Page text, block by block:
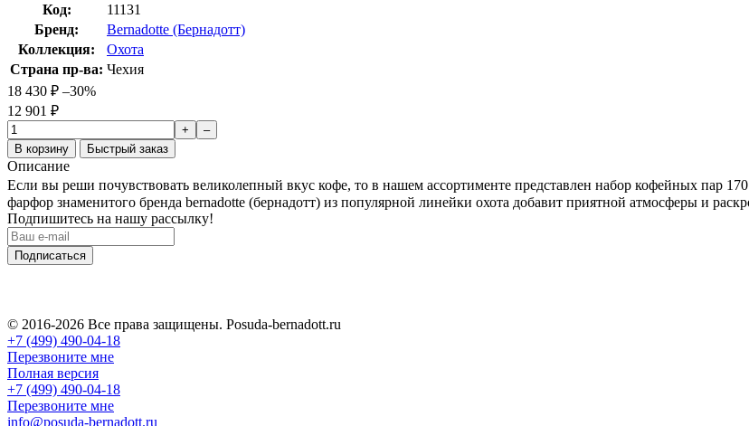
Код:
11131
Бренд:
Bernadotte (Бернадотт)
Коллекция:
Охота
Страна пр-ва: Чехия
18 430 ₽ –30%
12 901 ₽
+
–
В корзину
Быстрый заказ
Описание
Если вы реши почувствовать великолепный вкус кофе, то в нашем ассортименте представлен набор кофейных пар 170
фарфор знаменитого бренда bernadotte (бернадотт) из популярной линейки охота добавит приятной атмосферы и
Подпишитесь на нашу рассылку!
Подписаться
© 2016-2026 Все права защищены. Posuda-bernadott.ru
+7 (499) 490-04-18
Перезвоните мне
Полная версия
+7 (499) 490-04-18
Перезвоните мне
info@posuda-bernadott.ru